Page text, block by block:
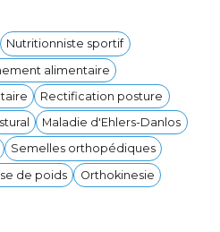
Nutritionniste sportif
alimentaire
Rectification posture
Maladie d'Ehlers-Danlos
Semelles orthopédiques
de poids Orthokinesie